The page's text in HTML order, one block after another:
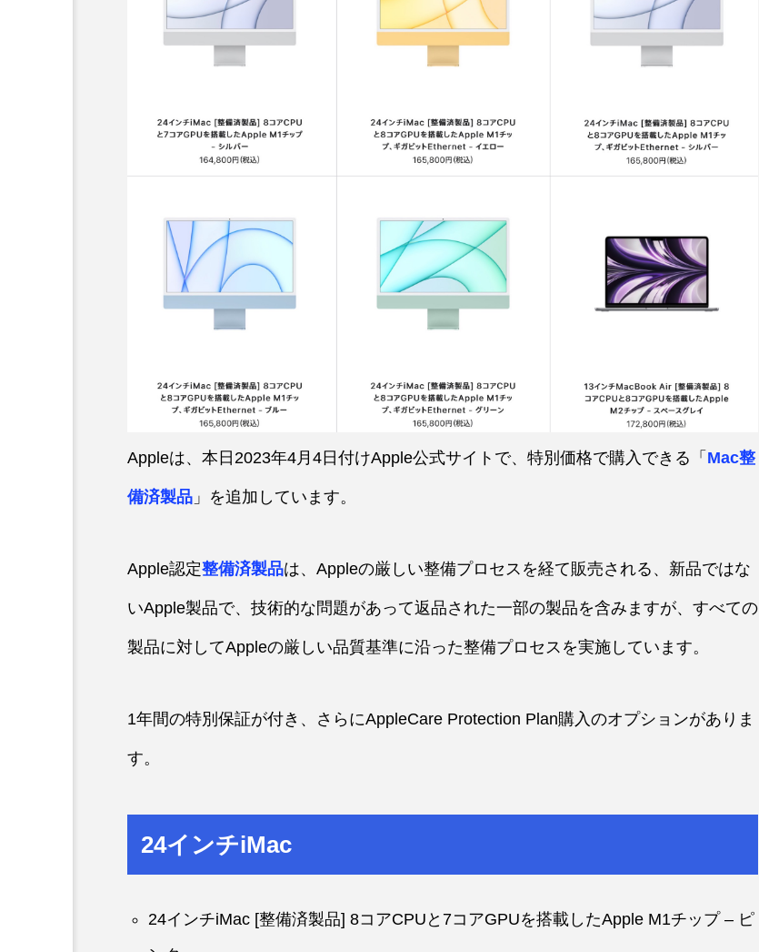
Appleは、本日2023年4月4日付けApple公式サイトで、特別価格で購入できる「 Mac整
備済製品 」を追加しています。
Apple認定整備済製品は、Appleの厳しい整備プロセスを経て販売される、新品ではな
いApple製品で、技術的な問題があって返品された一部の製品を含みますが、すべての
製品に対してAppleの厳しい品質基準に沿った整備プロセスを実施しています。
1年間の特別保証が付き、さらにAppleCare Protection Plan購入のオプションがありま
す。
24インチiMac
24インチiMac [整備済製品] 8コアCPUと7コアGPUを搭載したApple M1チップ – ピ